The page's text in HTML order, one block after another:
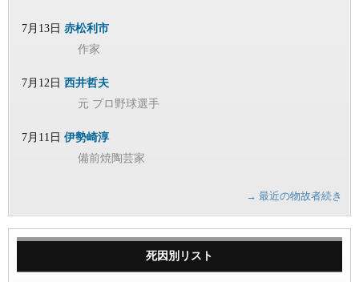
7月13日 赤松利市
作家
7月12日 西井哲夫
元 プロ野球選手
7月11日 伊勢崎淳
備前焼陶芸家
→ 最近の物故者続き
死因別リスト